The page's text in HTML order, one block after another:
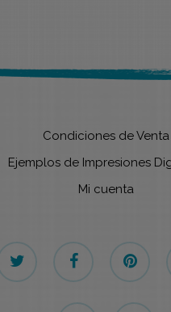
Condiciones de Venta
Ejemplos de Impresiones
Mi cuenta
twitter facebook pinterest